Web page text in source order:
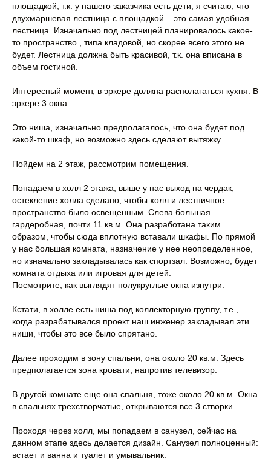
площадкой, т.к. у нашего заказчика есть дети, я считаю, что
двухмаршевая лестница с площадкой – это самая удобная
лестница. Изначально под лестницей планировалось какое-
то пространство , типа кладовой, но скорее всего этого не
будет. Лестница должна быть красивой, т.к. она вписана в
объем гостиной.
Интересный момент, в эркере должна располагаться кухня. В
эркере 3 окна.
Это ниша, изначально предполагалось, что она будет под
какой-то шкаф, но возможно здесь сделают вытяжку.
Пойдем на 2 этаж, рассмотрим помещения.
Попадаем в холл 2 этажа, выше у нас выход на чердак,
остекление холла сделано, чтобы холл и лестничное
пространство было освещенным. Слева большая
гардеробная, почти 11 кв.м. Она разработана таким
образом, чтобы сюда вплотную вставали шкафы. По прямой
у нас большая комната, назначение у нее неопределенное,
но изначально закладывалась как спортзал. Возможно, будет
комната отдыха или игровая для детей.
Посмотрите, как выглядят полукруглые окна изнутри.
Кстати, в холле есть ниша под коллекторную группу, т.е.,
когда разрабатывался проект наш инженер закладывал эти
ниши, чтобы это все было спрятано.
Далее проходим в зону спальни, она около 20 кв.м. Здесь
предполагается зона кровати, напротив телевизор.
В другой комнате еще она спальня, тоже около 20 кв.м. Окна
в спальнях трехстворчатые, открываются все 3 створки.
Проходя через холл, мы попадаем в санузел, сейчас на
данном этапе здесь делается дизайн. Санузел полноценный:
встает и ванна и туалет и умывальник.